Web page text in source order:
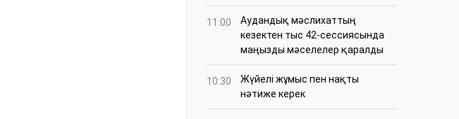
11:00
Аудандық мәслихаттың
кезектен тыс 42-сессиясында
маңызды мәселелер қаралды
10:30
Жүйелі жұмыс пен нақты
нәтиже керек